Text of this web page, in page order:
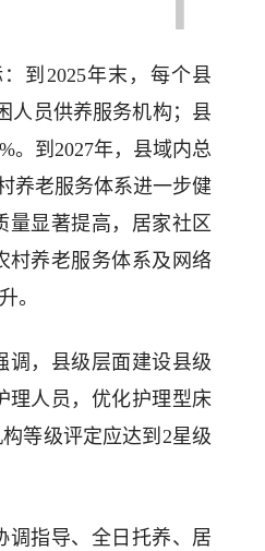
到2025年末，每个县
人员供养服务机构；县
。到2027年，县域内总
养老服务体系进一步健
量显著提高，居家社区
村养老服务体系及网络
。
调，县级层面建设县级
理人员，优化护理型床
等级评定应达到2星级
调指导、全日托养、居